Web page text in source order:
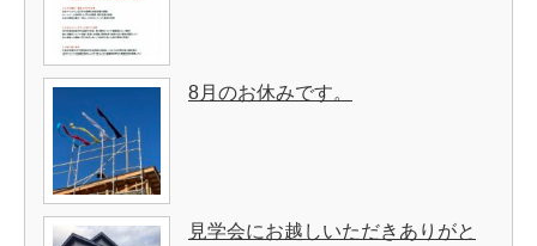
8月のお休みです。
見学会にお越しいただきありがと